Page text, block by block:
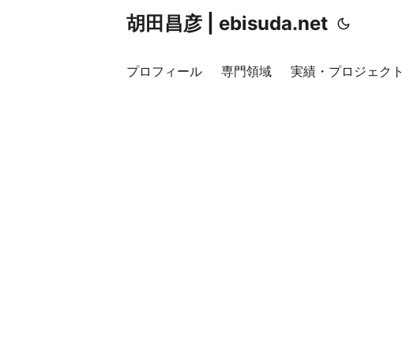
胡田昌彦 | ebisuda.net
プロフィール 専門領域 実績・プロジェクト